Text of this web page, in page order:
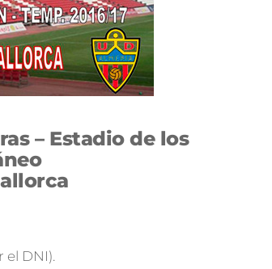
– Estadio de los
el DNI).